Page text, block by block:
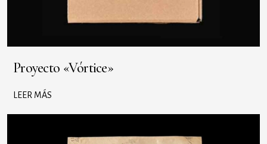
Proyecto «Vórtice»
LEER MÁS